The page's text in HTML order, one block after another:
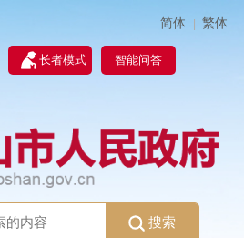
简体 | 繁体
长者模式 智能问答
搜索